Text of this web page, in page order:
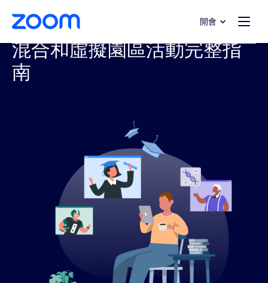
至主要內容
至協助聊天 開會
混合和虛擬園區活動完整指
南